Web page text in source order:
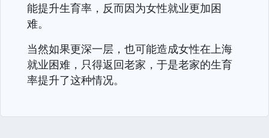
能提升生育率，反而因为女性就业更加困
难。
当然如果更深一层，也可能造成女性在上海
就业困难，只得返回老家，于是老家的生育
率提升了这种情况。